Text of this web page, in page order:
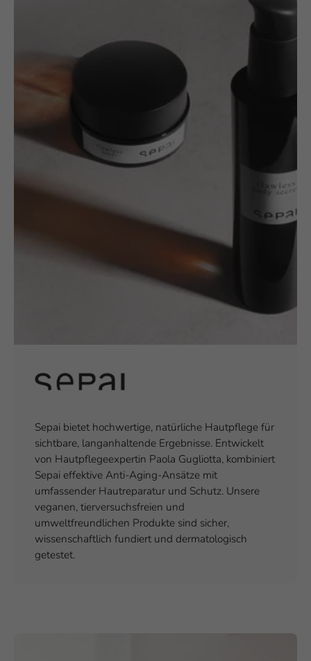
Sepai bietet hochwertige, natürliche Hautpflege für
sichtbare, langanhaltende Ergebnisse. Entwickelt
von Hautpflegeexpertin Paola Gugliotta, kombiniert
Sepai effektive Anti-Aging-Ansätze mit
umfassender Hautreparatur und Schutz. Unsere
veganen, tierversuchsfreien und
umweltfreundlichen Produkte sind sicher,
wissenschaftlich fundiert und dermatologisch
getestet.